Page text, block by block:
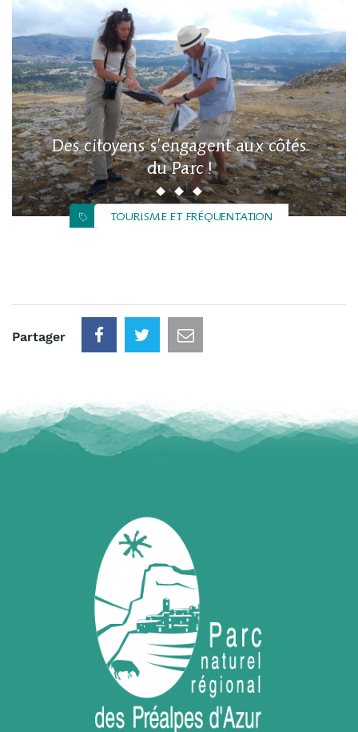
Des citoyens s’engagent aux côtés
du Parc !
TOURISME ET FRÉQUENTATION
Partager